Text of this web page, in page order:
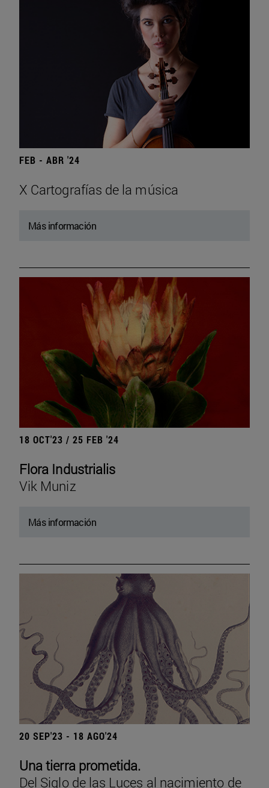
FEB - ABR '24
X Cartografías de la música
Más información
18 OCT'23 / 25 FEB '24
Flora Industrialis
Vik Muniz
Más información
20 SEP'23 - 18 AGO'24
Una tierra prometida.
Del Siglo de las Luces al nacimiento de